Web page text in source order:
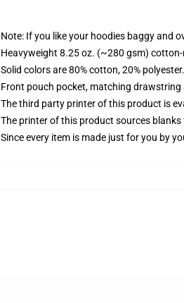
Note: If you like your hoodies baggy and
Heavyweight 8.25 oz. (~280 gsm) cotton-
Solid colors are 80% cotton, 20%
Front pouch pocket, matching
The third party printer of this product is
The printer of this product sources
Since every item is made just for you by